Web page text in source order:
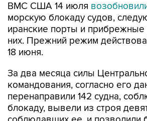
ВМС США 14 июля
морскую блокаду судов,
иранские порты и прибрежные
них. Прежний режим
18 июня.
За два месяца силы
командования, согласно его
перенаправили 142 судна,
блокаду, вывели из строя